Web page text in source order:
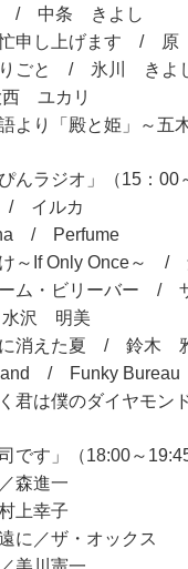
/ 中条 きよし
申し上げます /
ごと / 氷川 きよ
ユカリ
り「殿と姫」～五
んラジオ」（15：00
イルカ
/ Perfume
～If Only Once～ /
ム・ビリーバー /
沢 明美
消えた夏 / 鈴木
/ Funky Bureau
君は僕のダイヤモ
です」（18:00～
森進一
上幸子
に／ザ・オックス